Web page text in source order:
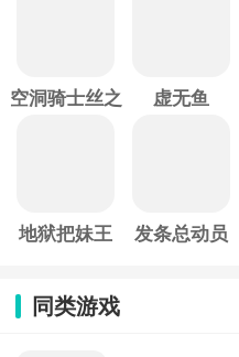
空洞骑士丝之
虚无鱼
地狱把妹王 发条总动员
同类游戏